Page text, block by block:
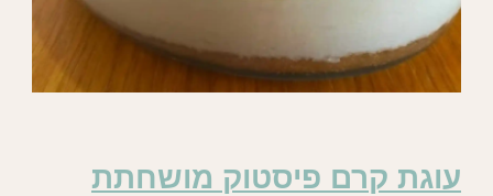
עוגת קרם פיסטוק מושחתת